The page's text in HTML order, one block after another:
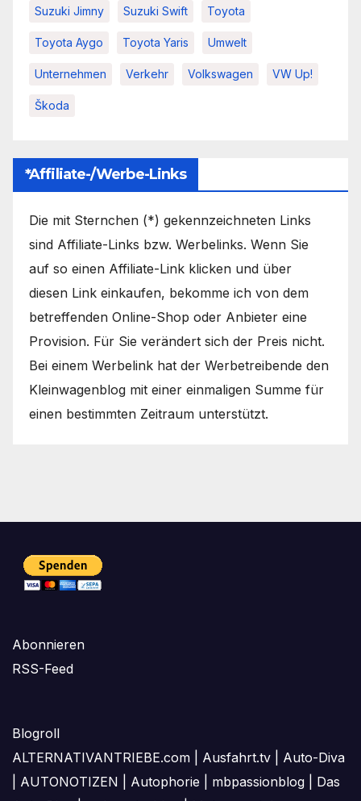
Suzuki Jimny Suzuki Swift Toyota
Toyota Aygo Toyota Yaris Umwelt
Unternehmen Verkehr Volkswagen VW Up!
Škoda
*Affiliate-/Werbe-Links
Die mit Sternchen (*) gekennzeichneten Links
sind Affiliate-Links bzw. Werbelinks. Wenn Sie
auf so einen Affiliate-Link klicken und über
diesen Link einkaufen, bekomme ich von dem
betreffenden Online-Shop oder Anbieter eine
Provision. Für Sie verändert sich der Preis nicht.
Bei einem Werbelink hat der Werbetreibende den
Kleinwagenblog mit einer einmaligen Summe für
einen bestimmten Zeitraum unterstützt.
Abonnieren
RSS-Feed
Blogroll
ALTERNATIVANTRIEBE.com
Ausfahrt.tv
Auto-Diva
AUTONOTIZEN Autophorie mbpassionblog
Das